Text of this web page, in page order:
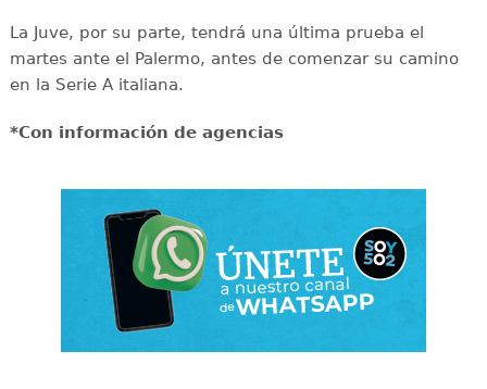
La Juve, por su parte, tendrá una última prueba el
martes ante el Palermo, antes de comenzar su camino
en la Serie A italiana.
*Con información de agencias